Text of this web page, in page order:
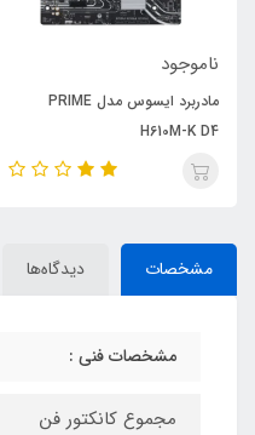
ناموجود
مادربرد ایسوس مدل PRIME
H610M-K D4
مشخصات دیدگاه‌ها
مشخصات فنی :
مجموع کانکتور فن